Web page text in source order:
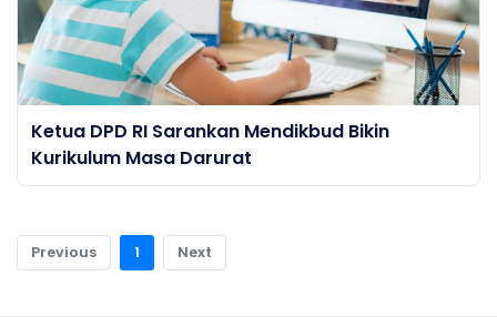
Ketua DPD RI Sarankan Mendikbud Bikin
Kurikulum Masa Darurat
Previous 1 Next